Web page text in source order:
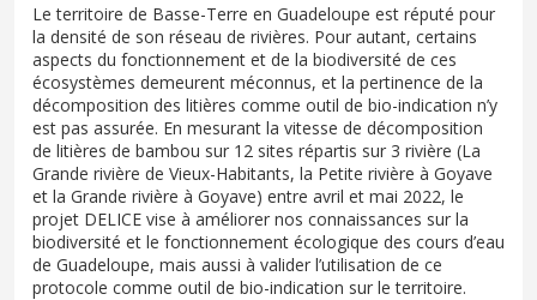
Le territoire de Basse-Terre en Guadeloupe est réputé pour
la densité de son réseau de rivières. Pour autant, certains
aspects du fonctionnement et de la biodiversité de ces
écosystèmes demeurent méconnus, et la pertinence de la
décomposition des litières comme outil de bio-indication n’y
est pas assurée. En mesurant la vitesse de décomposition
de litières de bambou sur 12 sites répartis sur 3 rivière (La
Grande rivière de Vieux-Habitants, la Petite rivière à Goyave
et la Grande rivière à Goyave) entre avril et mai 2022, le
projet DELICE vise à améliorer nos connaissances sur la
biodiversité et le fonctionnement écologique des cours d’eau
de Guadeloupe, mais aussi à valider l’utilisation de ce
protocole comme outil de bio-indication sur le territoire.